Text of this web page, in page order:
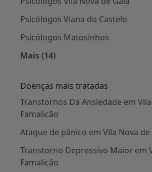
Psicólogos Viana do Castelo
Psicólogos Matosinhos
Mais (14)
Doenças mais tratadas
Transtornos Da Ansiedade em
Famalicão
Ataque de pânico em Vila Nova de
Transtorno Depressivo Maior em
Famalicão